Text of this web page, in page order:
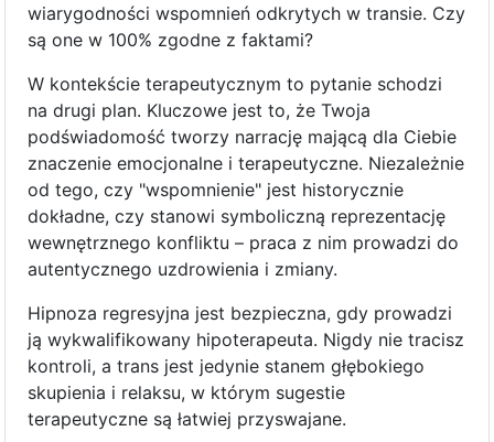
wiarygodności wspomnień odkrytych w transie. Czy
są one w 100% zgodne z faktami?
W kontekście terapeutycznym to pytanie schodzi
na drugi plan. Kluczowe jest to, że Twoja
podświadomość tworzy narrację mającą dla Ciebie
znaczenie emocjonalne i terapeutyczne. Niezależnie
od tego, czy "wspomnienie" jest historycznie
dokładne, czy stanowi symboliczną reprezentację
wewnętrznego konfliktu – praca z nim prowadzi do
autentycznego uzdrowienia i zmiany.
Hipnoza regresyjna jest bezpieczna, gdy prowadzi
ją wykwalifikowany hipoterapeuta. Nigdy nie tracisz
kontroli, a trans jest jedynie stanem głębokiego
skupienia i relaksu, w którym sugestie
terapeutyczne są łatwiej przyswajane.